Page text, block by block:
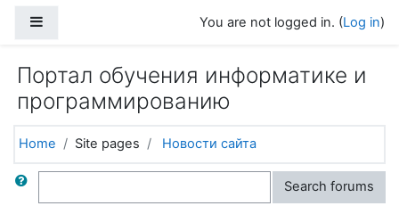
You are not logged in. (Log in)
Портал обучения информатике и
программированию
Home Site pages Новости сайта
Search Search forums